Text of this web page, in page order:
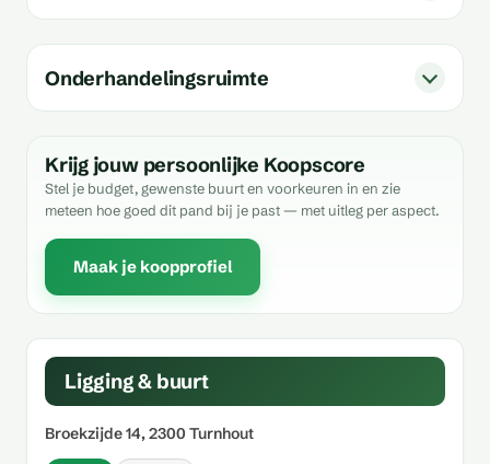
Onderhandelingsruimte
Krijg jouw persoonlijke Koopscore
Stel je budget, gewenste buurt en voorkeuren in en zie
meteen hoe goed dit pand bij je past — met uitleg per aspect.
Maak je koopprofiel
Ligging & buurt
Broekzijde 14, 2300 Turnhout